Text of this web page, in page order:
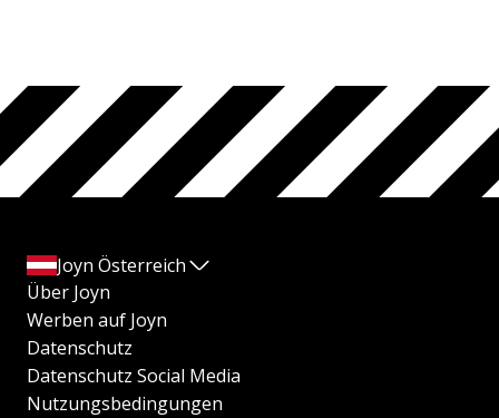
Joyn Österreich
Über Joyn
Werben auf Joyn
Datenschutz
Datenschutz Social Media
Nutzungsbedingungen